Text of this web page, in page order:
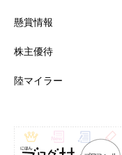
懸賞情報
株主優待
陸マイラー